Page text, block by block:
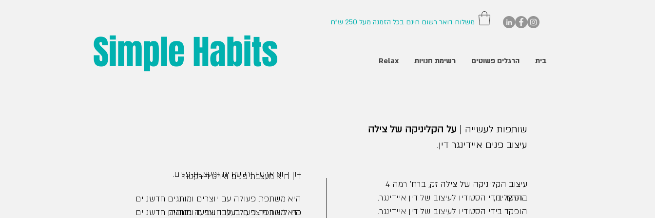
Simple Habits
משלוח דואר רשום חינם בכל הזמנה מעל 250 ש"ח
בית הרגלים פשוטים רשימת חנויות Relax
שותפות לעשייה | על הקליניקה של צילה
עיצוב פנים איידינגר דין.
עיצוב הקליניקה של צילה זק, ברח׳ רמה 4
בהרצליה,
הופקד בידי הסטודיו לעיצוב של דין איידינגר.
דין היא ארט דירקטורית ומעצבת פנים.
היא משתפת פעולה עם יוצרים ומותגים חדשניים
כדי ליצור מוצרים בעלי השפעה גבוהה,
שותפות לעשייה | על הקליניקה של צילה
עיצוב פנים איידינגר דין.
עיצוב הקליניקה של צילה זק,
הופקד בידי הסטודיו לעיצוב של דין איידינגר.
דין היא מעצבת פנים וארט דירקטור.
היא משתפת פעולה עם יוצרים ומותגים חדשניים